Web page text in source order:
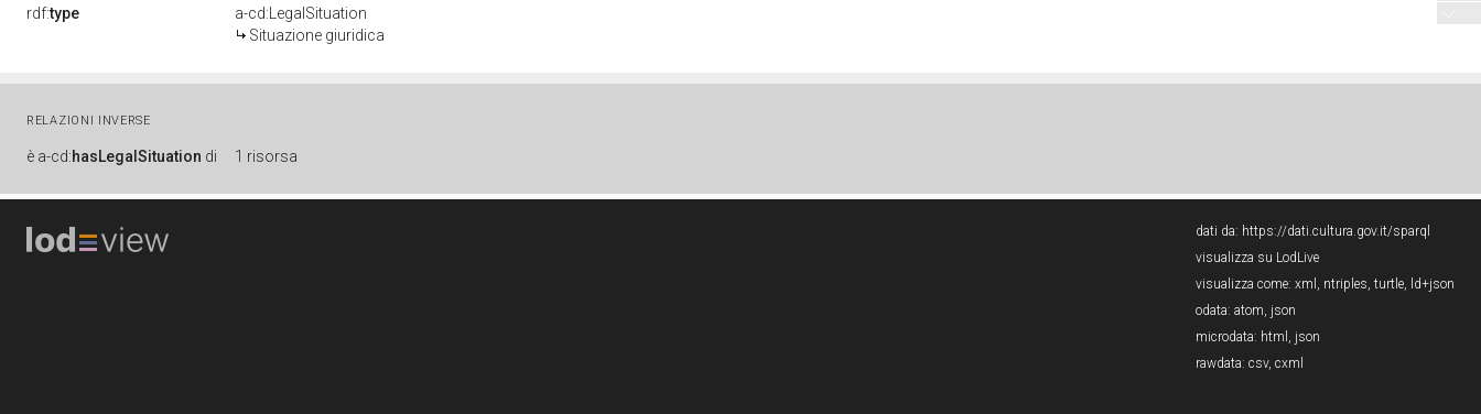
rdf:type
a-cd:LegalSituation
Situazione giuridica
RELAZIONI INVERSE
è a-cd:hasLegalSituation di 1 risorsa
dati da: https://dati.cultura.gov.it/sparql
visualizza su LodLive
visualizza come: xml , ntriples, turtle, ld+json
odata: atom, json
microdata: html , json
rawdata: csv, cxml